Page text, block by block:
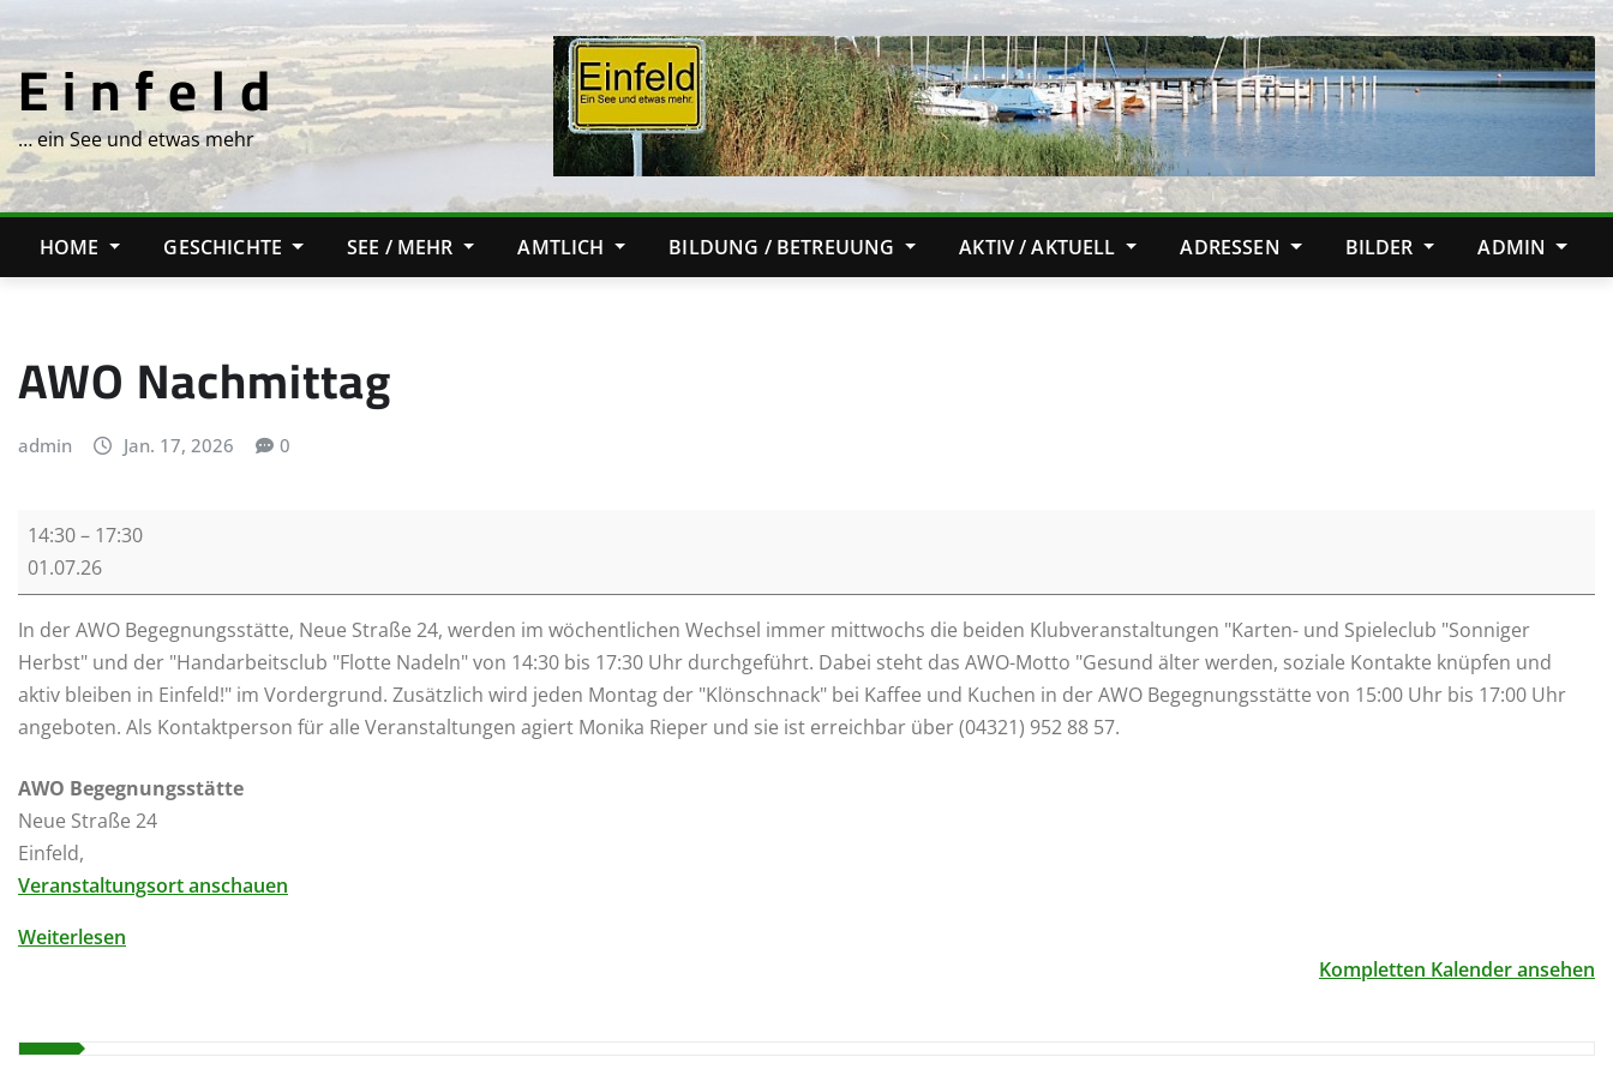
to
content
E i n f e l d
… ein See und etwas mehr
HOME GESCHICHTE SEE / MEHR AMTLICH BILDUNG / BETREUUNG AKTIV / AKTUELL ADRESSEN BILDER ADMIN
AWO Nachmittag
admin Jan. 17, 2026 0
W
O
N
a
c
h
i
t
t
a
14:30– 17:30
01.07.26
In der AWO Begegnungsstätte, Neue Straße 24, werden im wöchentlichen Wechsel immer mittwochs die beiden Klubveranstaltungen "Karten- und Spieleclub "Sonniger
Herbst" und der "Handarbeitsclub "Flotte Nadeln" von 14:30 bis 17:30 Uhr durchgeführt. Dabei steht das AWO-Motto "Gesund älter werden, soziale Kontakte knüpfen und
aktiv bleiben in Einfeld!" im Vordergrund. Zusätzlich wird jeden Montag der "Klönschnack" bei Kaffee und Kuchen in der AWO Begegnungsstätte von 15:00 Uhr bis 17:00 Uhr
angeboten. Als Kontaktperson für alle Veranstaltungen agiert Monika Rieper und sie ist erreichbar über (04321) 952 88 57.
AWO Begegnungsstätte
Neue Straße 24
Einfeld,
Veranstaltungsort anschauen
Weiterlesen
Kompletten Kalender ansehen